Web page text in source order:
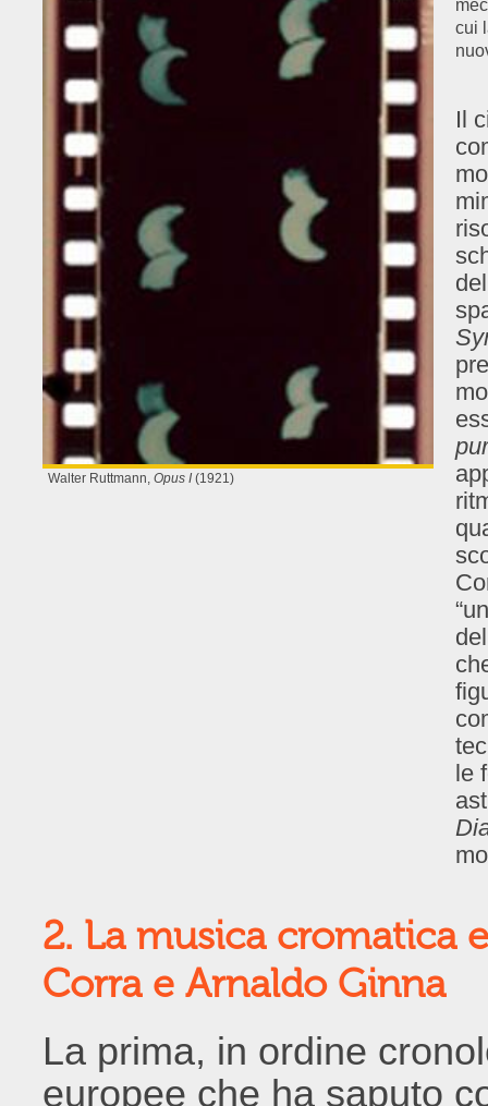
Walter Ruttmann,Opus I (1921)
cui
Il
le
2. La musica cromatica
Corra e Arnaldo Ginna
La prima, in ordine
europee che ha saputo